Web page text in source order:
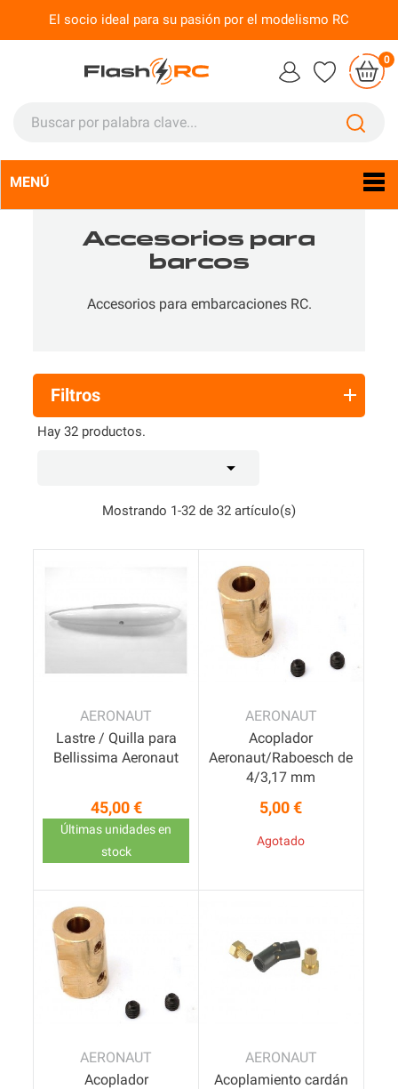
El socio ideal para su pasión por el modelismo RC
0
MENÚ
Idioma:
Accesorios para
barcos
Accesorios para embarcaciones RC.
Filtros
Hay 32 productos.

Mostrando 1-32 de 32 artículo(s)
AERONAUT
Lastre / Quilla para
Bellissima Aeronaut
Precio
45,00 €
Últimas unidades en
stock
AERONAUT
Acoplador
Aeronaut/Raboesch de
4/3,17 mm
Precio
5,00 €
Agotado
AERONAUT
Acoplador
AERONAUT
Acoplamiento cardán